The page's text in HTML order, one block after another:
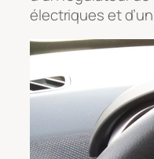
électriques et